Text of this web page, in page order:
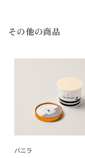
その他の商品
バニラ